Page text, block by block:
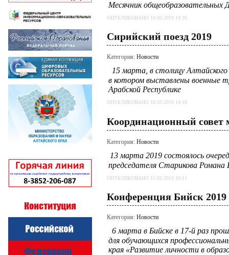
Месячник общеобразовательных
ОПУБЛИКОВАНО 18.03.2019 14:36
Сирийский поезд 2019
Категория: Новости
15 марта, в столицу Алтайского
в котором выставлены военные
Арабской Республике
ОПУБЛИКОВАНО 18.03.2019 14:18
Координационный совет
Категория: Новости
13 марта 2019 состоялось
председателя Старикова Романа
ОПУБЛИКОВАНО 15.03.2019 19:11
Конференция Бийск 2019
Категория: Новости
6 марта в Бийске в 17-й раз
для обучающихся
края «Развитие личности в